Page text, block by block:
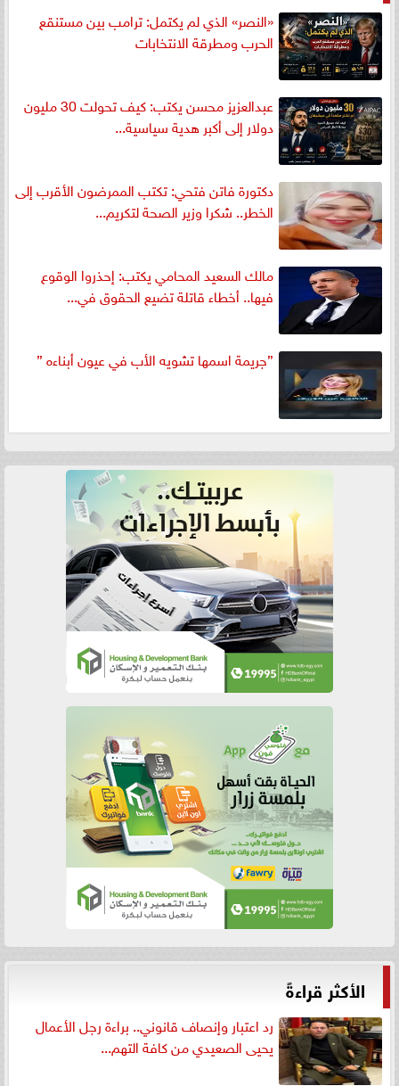
«النصر» الذي لم يكتمل: ترامب بين مستنقع
الحرب ومطرقة الانتخابات
عبدالعزيز محسن يكتب: كيف تحولت 30 مليون
دولار إلى أكبر هدية سياسية...
دكتورة فاتن فتحي: تكتب الممرضون الأقرب إلى
الخطر.. شكرا وزير الصحة لتكريم...
مالك السعيد المحامي يكتب: إحذروا الوقوع
فيها.. أخطاء قاتلة تضيع الحقوق في...
”جريمة اسمها تشويه الأب في عيون أبناءه ”
الأكثر قراءةً
رد اعتبار وإنصاف قانوني.. براءة رجل الأعمال
يحيى الصعيدي من كافة التهم...